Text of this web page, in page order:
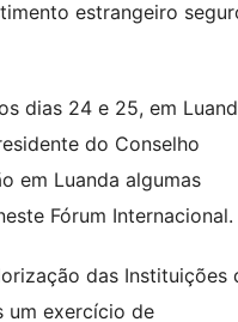
estrangeiro
dias 24 e 25, em
do Conselho
em Luanda algumas
Fórum Internacional.
das Instituições
um exercício de